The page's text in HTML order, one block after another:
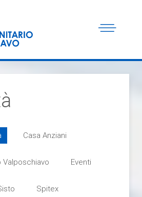
Casa Anziani
Valposchiavo Eventi
Spitex